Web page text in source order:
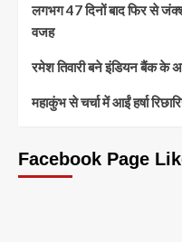
लगभग 47 दिनों बाद फिर से
वजह
रमेश तिवारी बने इंडियन बैंक के
महाकुंभ से चर्चा में आईं हर्षा
Facebook Page